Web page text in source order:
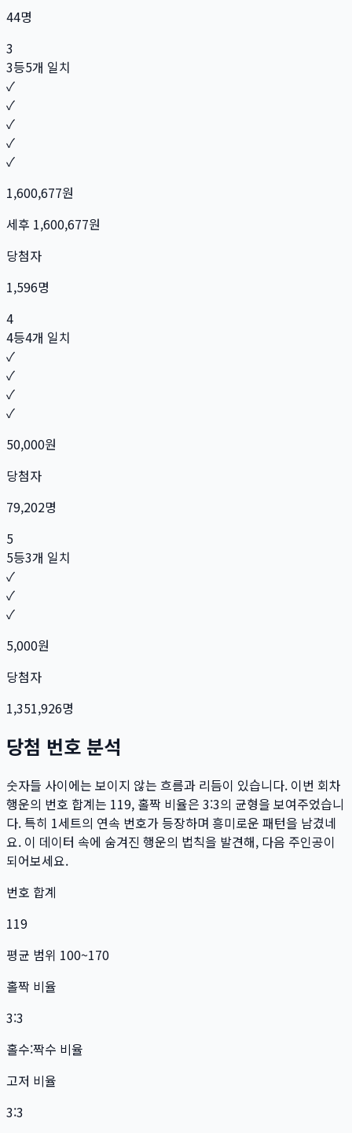
44명
3
3등5개 일치
✓
✓
✓
✓
✓
1,600,677원
세후 1,600,677원
당첨자
1,596명
4
4등4개 일치
✓
✓
✓
✓
50,000원
당첨자
79,202명
5
5등3개 일치
✓
✓
✓
5,000원
당첨자
1,351,926명
당첨 번호 분석
숫자들 사이에는 보이지 않는 흐름과 리듬이 있습니다. 이번 회차
행운의 번호 합계는 119, 홀짝 비율은 3:3의 균형을 보여주었습니
다. 특히 1세트의 연속 번호가 등장하며 흥미로운 패턴을 남겼네
요. 이 데이터 속에 숨겨진 행운의 법칙을 발견해, 다음 주인공이
되어보세요.
번호 합계
119
평균 범위 100~170
홀짝 비율
3:3
홀수:짝수 비율
고저 비율
3:3